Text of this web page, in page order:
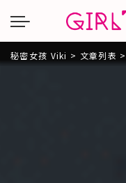
秘密女孩 Viki > 文章列表 >